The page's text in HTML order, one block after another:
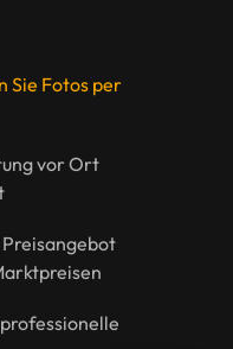
Sie Fotos per
vor Ort